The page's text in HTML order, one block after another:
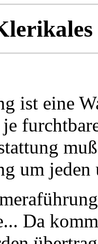
ist eine
um jeden
Da